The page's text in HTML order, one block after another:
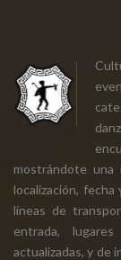
mostrándote una
localización, fecha
líneas de
entrada,
actualizadas, y de